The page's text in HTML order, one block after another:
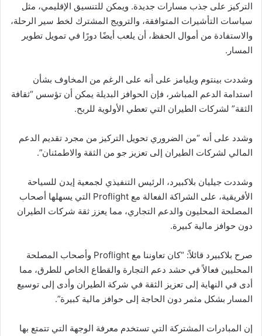
التركيز على جذب مسارات جديدة. ويمكن للتنسيق الإقليمي، مثل
سياسات التأشيرات المتوافقة، والترويج المشترك لخط سير الرحلة،
والاستفادة من أموال الحفظ، أن يلعب أيضًا دورًا في تمويل تطوير
المسار.
وشددت بينتوم ويليامز على أنه على الرغم من المخاوف بشأن
استدامة الدعم المباشر، فإن الحوافز البديلة يمكن أن تؤسس “ثقافة
الثقة” لشركات الطيران التي تعطي الأولوية للربح.
وشدد على أنه “من الضروري تحويل التركيز من مجرد تقديم الدعم
المالي لشركات الطيران إلى تعزيز جو من الثقة والاطمئنان”.
وشددت جيليان بلاكبيرد، الرئيس التنفيذي لجمعية إيدن للسياحة
الأفريقية، على الشراكة الفعالة مع Proflight التي يسهلها أصحاب
المصلحة المحليون والدعم التجاري، مما يعزز ثقة شركات الطيران
دون حوافز مالية كبيرة.
صرح بلاكبيرد قائلاً: “كان تعاوننا مع Proflight وأصحاب المصلحة
المحليين فعالاً في حشد دعم التجارة والقطاع الخاص للطرق، مما
أدى في النهاية إلى تعزيز الثقة في شركة الطيران وأدى إلى توسيع
المسار بشكل مثمر دون الحاجة إلى حوافز مالية كبيرة”.
إن المبادرات المشتركة التي تستخدم معرفة الوجهة التي تتمتع بها